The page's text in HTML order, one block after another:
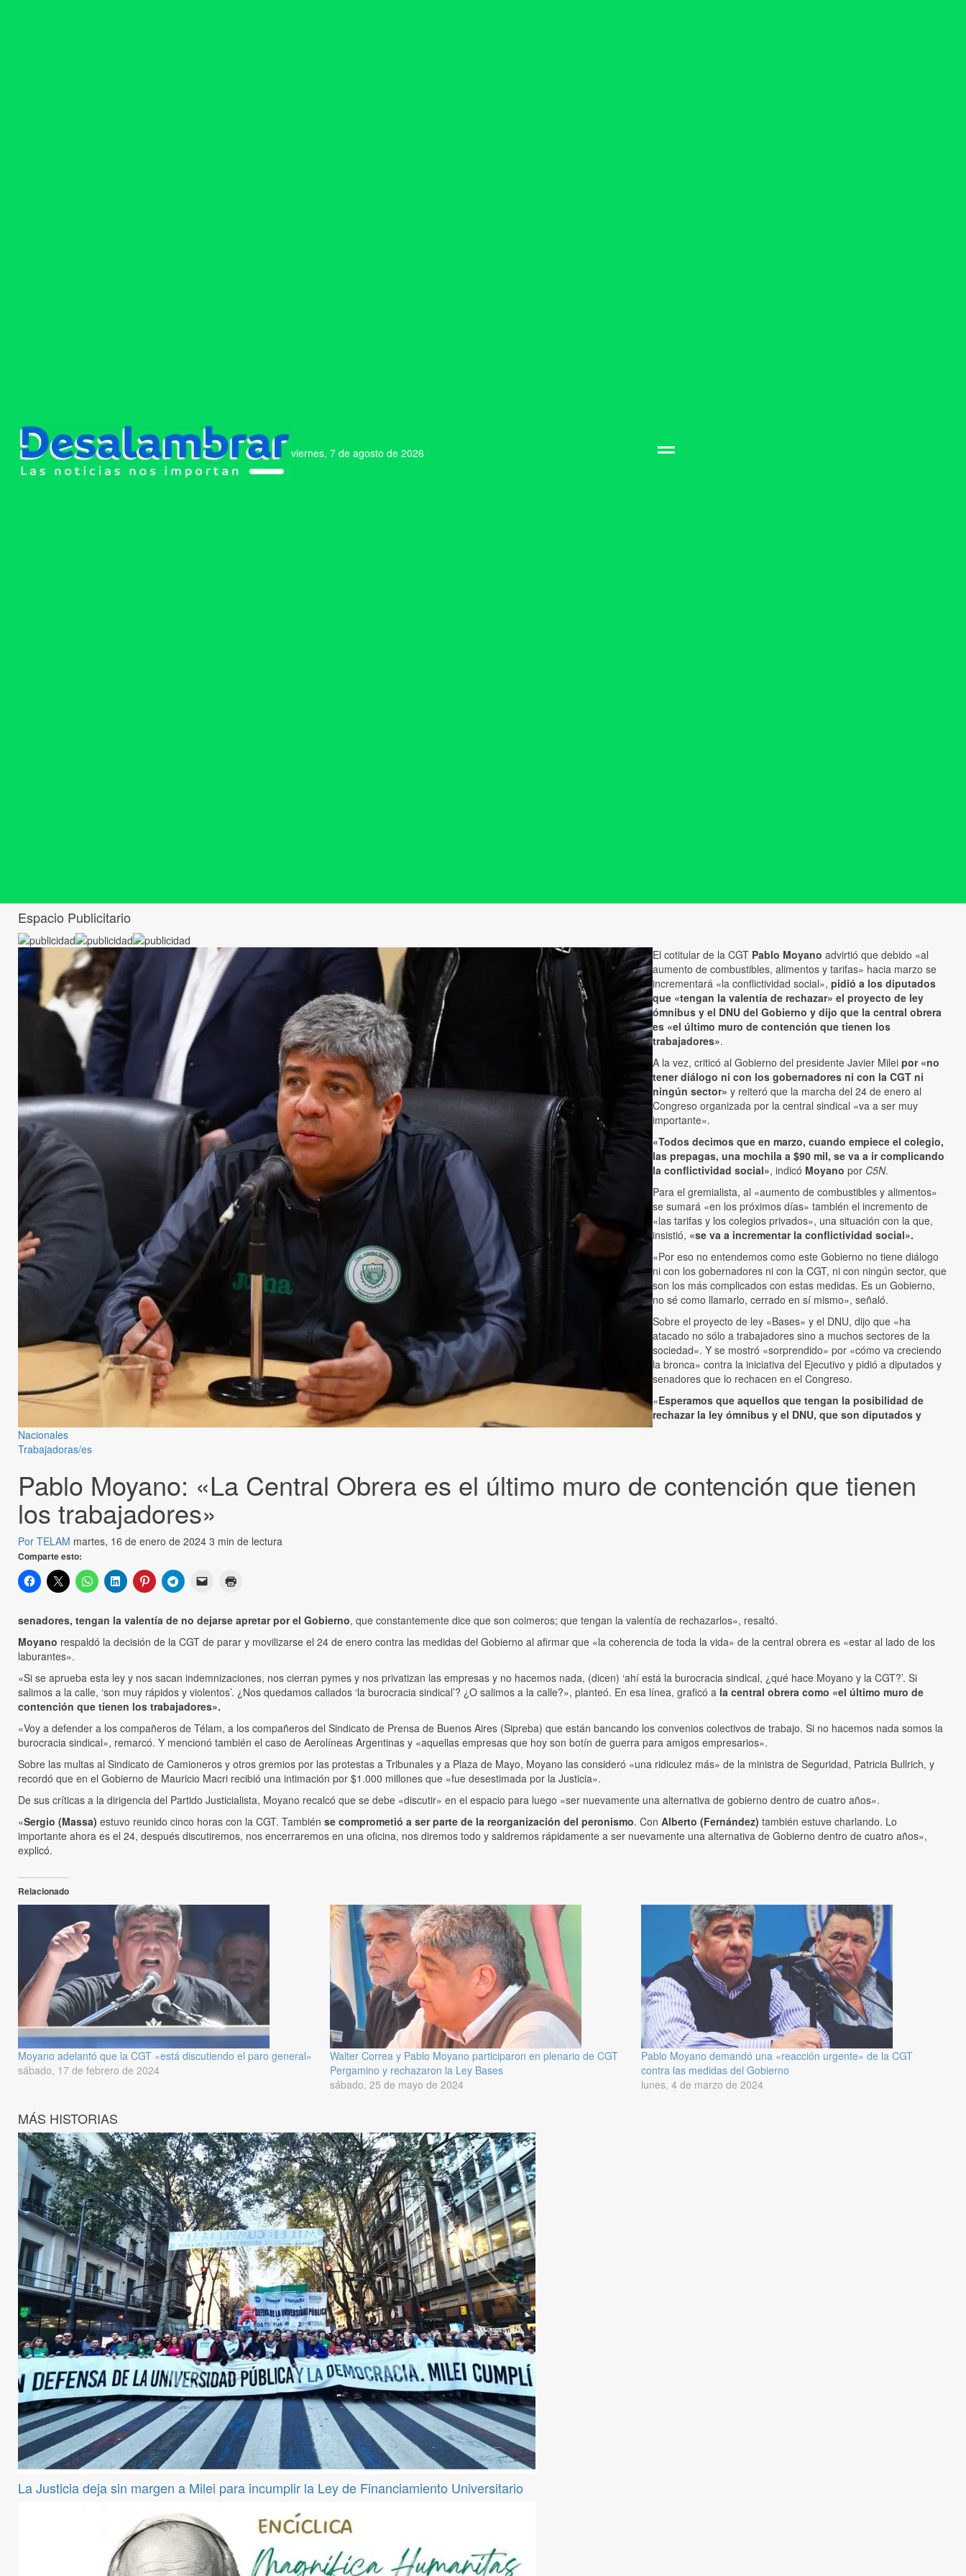
viernes, 7 de agosto de 2026
Espacio Publicitario
Nacionales
Trabajadoras/es
Pablo Moyano: «La Central Obrera es el último muro de contención que tienen
los trabajadores»
Por TELAM martes, 16 de enero de 2024 3 min de lectura
Comparte esto:
El cotitular de la CGT Pablo Moyano advirtió que debido «al
aumento de combustibles, alimentos y tarifas» hacia marzo se
incrementará «la conflictividad social», pidió a los diputados
que «tengan la valentía de rechazar» el proyecto de ley
ómnibus y el DNU del Gobierno y dijo que la central obrera
es «el último muro de contención que tienen los
trabajadores».
A la vez, criticó al Gobierno del presidente Javier Milei por «no
tener diálogo ni con los gobernadores ni con la CGT ni
ningún sector» y reiteró que la marcha del 24 de enero al
Congreso organizada por la central sindical «va a ser muy
importante».
«Todos decimos que en marzo, cuando empiece el colegio,
las prepagas, una mochila a $90 mil, se va a ir complicando
la conflictividad social», indicó Moyano por C5N.
Para el gremialista, al «aumento de combustibles y alimentos»
se sumará «en los próximos días» también el incremento de
«las tarifas y los colegios privados», una situación con la que,
insistió, «se va a incrementar la conflictividad social».
«Por eso no entendemos como este Gobierno no tiene diálogo
ni con los gobernadores ni con la CGT, ni con ningún sector, que
son los más complicados con estas medidas. Es un Gobierno,
no sé como llamarlo, cerrado en sí mismo», señaló.
Sobre el proyecto de ley «Bases» y el DNU, dijo que «ha
atacado no sólo a trabajadores sino a muchos sectores de la
sociedad». Y se mostró «sorprendido» por «cómo va creciendo
la bronca» contra la iniciativa del Ejecutivo y pidió a diputados y
senadores que lo rechacen en el Congreso.
«Esperamos que aquellos que tengan la posibilidad de
rechazar la ley ómnibus y el DNU, que son diputados y
senadores, tengan la valentía de no dejarse apretar por el Gobierno, que constantemente dice que son coimeros; que tengan la valentía de rechazarlos», resaltó.
Moyano respaldó la decisión de la CGT de parar y movilizarse el 24 de enero contra las medidas del Gobierno al afirmar que «la coherencia de toda la vida» de la central obrera es «estar al lado de los
laburantes».
«Si se aprueba esta ley y nos sacan indemnizaciones, nos cierran pymes y nos privatizan las empresas y no hacemos nada, (dicen) ‘ahí está la burocracia sindical, ¿qué hace Moyano y la CGT?’. Si
salimos a la calle, ‘son muy rápidos y violentos’. ¿Nos quedamos callados ‘la burocracia sindical’? ¿O salimos a la calle?», planteó. En esa línea, graficó a la central obrera como «el último muro de
contención que tienen los trabajadores».
«Voy a defender a los compañeros de Télam, a los compañeros del Sindicato de Prensa de Buenos Aires (Sipreba) que están bancando los convenios colectivos de trabajo. Si no hacemos nada somos la
burocracia sindical», remarcó. Y mencionó también el caso de Aerolíneas Argentinas y «aquellas empresas que hoy son botín de guerra para amigos empresarios».
Sobre las multas al Sindicato de Camioneros y otros gremios por las protestas a Tribunales y a Plaza de Mayo, Moyano las consideró «una ridiculez más» de la ministra de Seguridad, Patricia Bullrich, y
recordó que en el Gobierno de Mauricio Macri recibió una intimación por $1.000 millones que «fue desestimada por la Justicia».
De sus críticas a la dirigencia del Partido Justicialista, Moyano recalcó que se debe «discutir» en el espacio para luego «ser nuevamente una alternativa de gobierno dentro de cuatro años».
«Sergio (Massa) estuvo reunido cinco horas con la CGT. También se comprometió a ser parte de la reorganización del peronismo. Con Alberto (Fernández) también estuve charlando. Lo
importante ahora es el 24, después discutiremos, nos encerraremos en una oficina, nos diremos todo y saldremos rápidamente a ser nuevamente una alternativa de Gobierno dentro de cuatro años»,
explicó.
Relacionado
Moyano adelantó que la CGT «está discutiendo el paro general»
sábado, 17 de febrero de 2024
Walter Correa y Pablo Moyano participaron en plenario de CGT
Pergamino y rechazaron la Ley Bases
sábado, 25 de mayo de 2024
Pablo Moyano demandó una «reacción urgente» de la CGT
contra las medidas del Gobierno
lunes, 4 de marzo de 2024
MÁS HISTORIAS
La Justicia deja sin margen a Milei para incumplir la Ley de Financiamiento Universitario